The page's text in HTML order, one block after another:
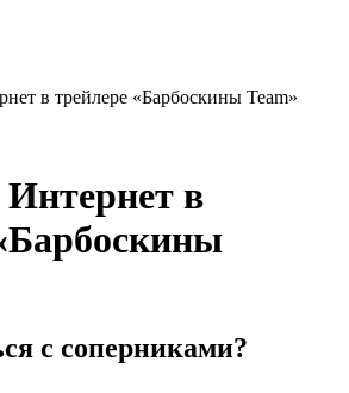
в трейлере «Барбоскины Team»
в
с соперниками?